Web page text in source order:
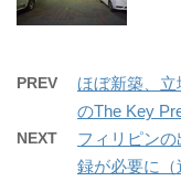
PREV
ほぼ新築、
のThe Key
NEXT
フィリピン
録が必要に（